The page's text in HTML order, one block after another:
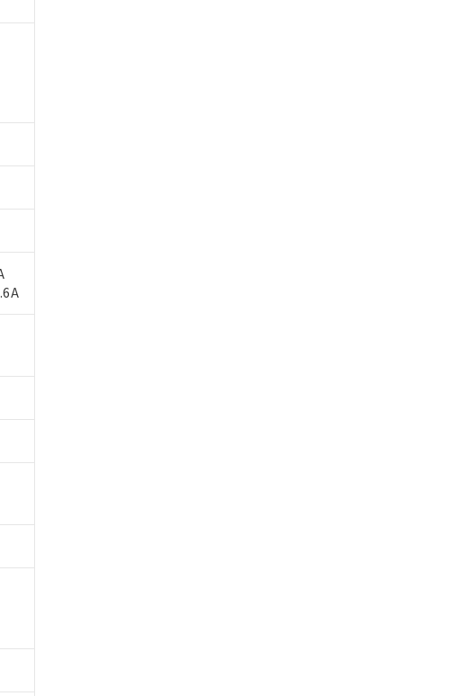
オムロン制御機器販売店・
確認ください。
開示しないようお願いしま
メンバーズにご登録され
利用することをご了承くだ
のある商品です。
出す予定はありません。
認中の商品です。
どやむを得ず変更すること
エーテル類(PBDE) 1000ppm以下、
するものではありません。
間は出荷製品に未対応品が
い限り、2022年1月12日よ
。
ルベンジル) : 1000ppm、
影響を及ぼさない年数を意
役務取引許可)を取得する
当該第三者に通知します。
ある場合は、取り引きをい
様担当のオムロン制御